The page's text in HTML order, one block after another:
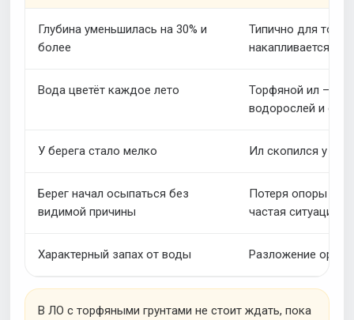
Глубина уменьшилась на 30% и
более
Типично для
накапливается
Вода цветёт каждое лето
Торфяной ил —
водорослей и
У берега стало мелко Ил скопился у
Берег начал осыпаться без
видимой причины
Потеря опоры
частая ситуация в
Характерный запах от воды Разложение
В ЛО с торфяными грунтами не стоит ждать, пока